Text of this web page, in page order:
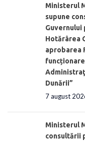
Ministerul
supune
Guvernului
Hotărârea
aprobarea
Dunării”
7 august
Ministerul
consultării